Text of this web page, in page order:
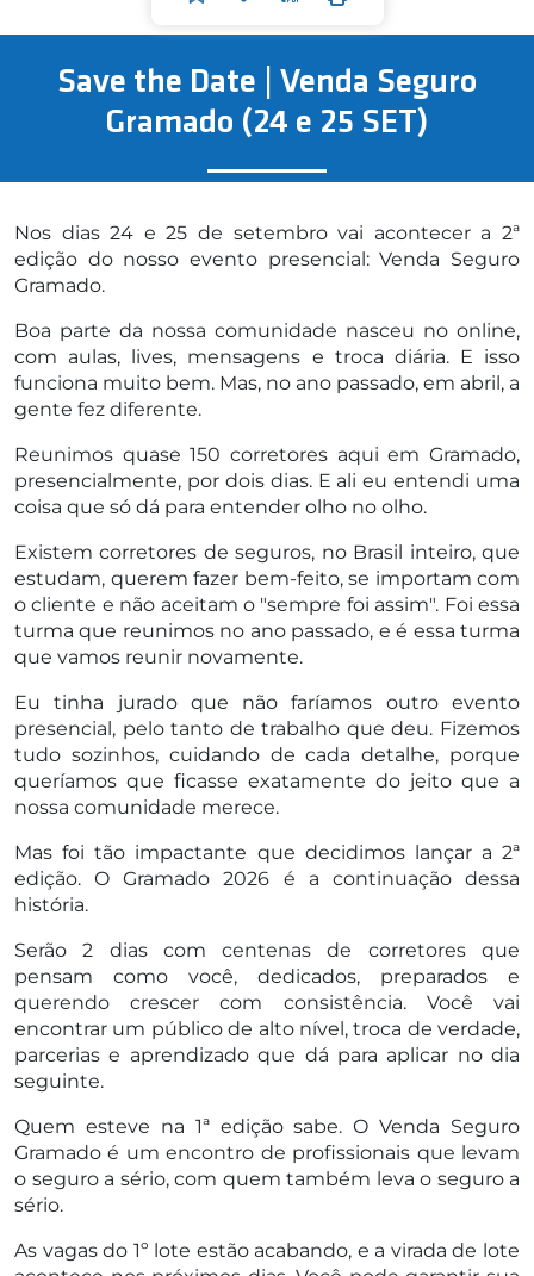
Save the Date | Venda Seguro
Gramado (24 e 25 SET)
Nos dias 24 e 25 de setembro vai acontecer a 2ª
edição do nosso evento presencial: Venda Seguro
Gramado.
Boa parte da nossa comunidade nasceu no online,
com aulas, lives, mensagens e troca diária. E isso
funciona muito bem. Mas, no ano passado, em abril, a
gente fez diferente.
Reunimos quase 150 corretores aqui em Gramado,
presencialmente, por dois dias. E ali eu entendi uma
coisa que só dá para entender olho no olho.
Existem corretores de seguros, no Brasil inteiro, que
estudam, querem fazer bem-feito, se importam com
o cliente e não aceitam o "sempre foi assim". Foi essa
turma que reunimos no ano passado, e é essa turma
que vamos reunir novamente.
Eu tinha jurado que não faríamos outro evento
presencial, pelo tanto de trabalho que deu. Fizemos
tudo sozinhos, cuidando de cada detalhe, porque
queríamos que ficasse exatamente do jeito que a
nossa comunidade merece.
Mas foi tão impactante que decidimos lançar a 2ª
edição. O Gramado 2026 é a continuação dessa
história.
Serão 2 dias com centenas de corretores que
pensam como você, dedicados, preparados e
querendo crescer com consistência. Você vai
encontrar um público de alto nível, troca de verdade,
parcerias e aprendizado que dá para aplicar no dia
seguinte.
Quem esteve na 1ª edição sabe. O Venda Seguro
Gramado é um encontro de profissionais que levam
o seguro a sério, com quem também leva o seguro a
sério.
As vagas do 1º lote estão acabando, e a virada de lote